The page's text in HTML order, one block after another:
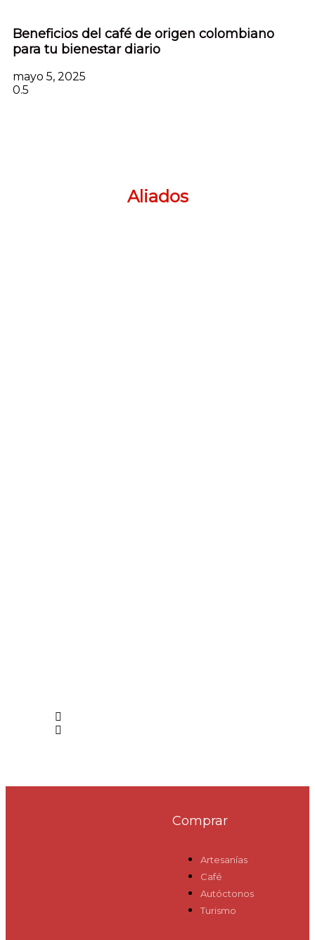
Beneficios del café de origen colombiano
para tu bienestar diario
mayo 5, 2025
Aliados
Comprar
Artesanías
Café
Autóctonos
Turismo